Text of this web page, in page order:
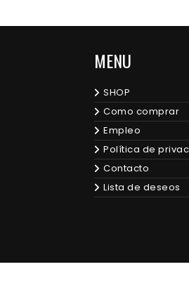
MENU
SHOP
Como comprar
Empleo
Política de
Contacto
Lista de deseos